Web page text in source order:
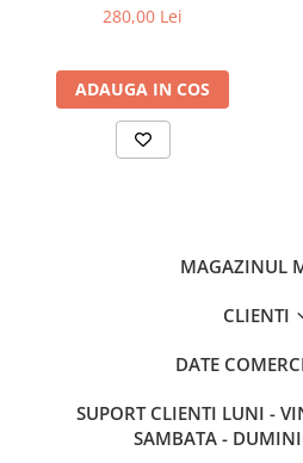
280,00 Lei
ADAUGA IN COS
MAGAZINUL
CLIENTI
DATE
SUPORT CLIENTI LUNI -
SAMBATA -